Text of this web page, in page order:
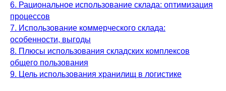
6. Рациональное использование склада: оптимизация
процессов
7. Использование коммерческого склада:
особенности, выгоды
8. Плюсы использования складских комплексов
общего пользования
9. Цель использования хранилищ в логистике